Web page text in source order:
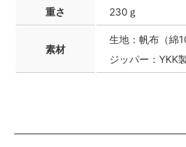
重さ 230ｇ
素材
生地：帆布（綿
ジッパー：YKK